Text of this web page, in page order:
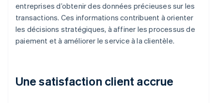
entreprises d’obtenir des données précieuses sur les
transactions. Ces informations contribuent à orienter
les décisions stratégiques, à affiner les processus de
paiement et à améliorer le service à la clientèle.
Une satisfaction client accrue